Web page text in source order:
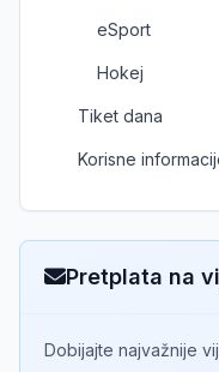
eSport
Hokej
Tiket dana
Korisne
Pretplata na
Dobijajte najvažnije